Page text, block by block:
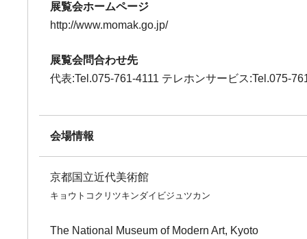
展覧会ホームページ
http://www.momak.go.jp/
展覧会問合わせ先
代表:Tel.075-761-4111 テレホンサービス:Tel.075-
会場情報
京都国立近代美術館
キョウトコクリツキンダイビジュツカン
The National Museum of Modern Art, Kyoto